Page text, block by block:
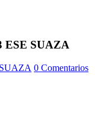
ESE SUAZA
0 Comentarios